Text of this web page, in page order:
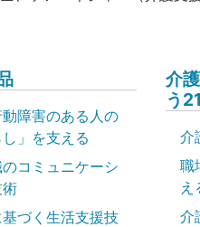
障害のある人の
し」を支える
コミュニケーシ
術
づく生活支援技
介
う21
介
職
え
介